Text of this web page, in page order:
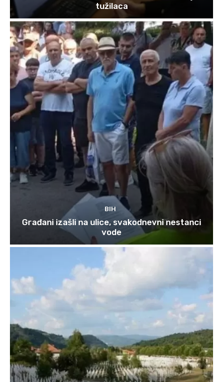
tužilaca
BIH
Građani izašli na ulice, svakodnevni nestanci
vode